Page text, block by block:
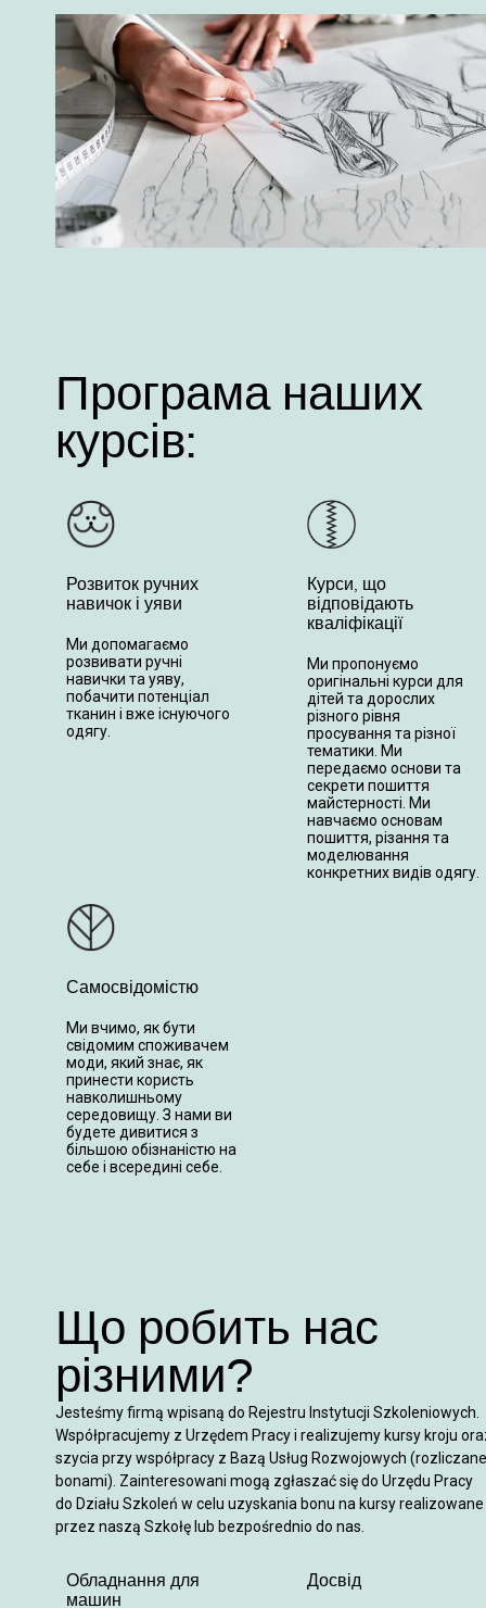
Програма наших
курсів:
Розвиток ручних
навичок і уяви
Ми допомагаємо
розвивати ручні
навички та уяву,
побачити потенціал
тканин і вже існуючого
одягу.
Курси, що
відповідають
кваліфікації
Ми пропонуємо
оригінальні курси для
дітей та дорослих
різного рівня
просування та різної
тематики. Ми
передаємо основи та
секрети пошиття
майстерності. Ми
навчаємо основам
пошиття, різання та
моделювання
конкретних видів одягу.
Самосвідомістю
Ми вчимо, як бути
свідомим споживачем
моди, який знає, як
принести користь
навколишньому
середовищу. З нами ви
будете дивитися з
більшою обізнаністю на
себе і всередині себе.
Що робить нас
різними?
Jesteśmy firmą wpisaną do Rejestru Instytucji Szkoleniowych.
Współpracujemy z Urzędem Pracy i realizujemy kursy kroju
szycia przy współpracy z Bazą Usług Rozwojowych
bonami). Zainteresowani mogą zgłaszać się do Urzędu Pracy
do Działu Szkoleń w celu uzyskania bonu na kursy realizowane
przez naszą Szkołę lub bezpośrednio do nas.
Обладнання для
машин
Досвід